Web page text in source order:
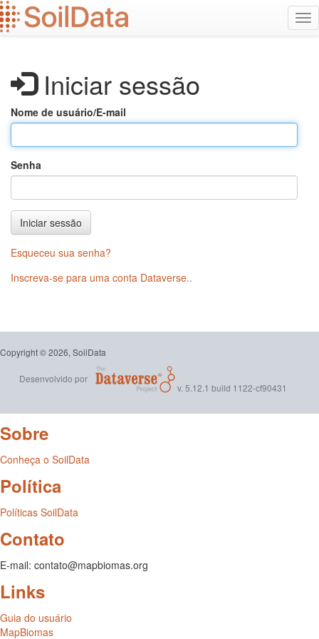
Ir
para
o
Iniciar sessão
Nome de usuário/E-mail
Senha
Iniciar sessão
Esqueceu sua senha?
Inscreva-se para uma conta Dataverse..
Copyright © 2026, SoilData
Desenvolvido por
v. 5.12.1 build 1122-cf90431
Sobre
Conheça o SoilData
Política
Políticas SoilData
Contato
E-mail: contato@mapbiomas.org
Links
Guia do usuário
MapBiomas